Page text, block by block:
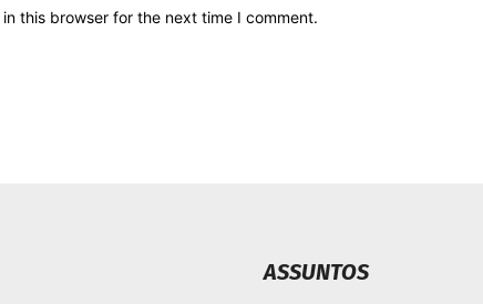
this browser for the next time I comment.
ASSUNTOS